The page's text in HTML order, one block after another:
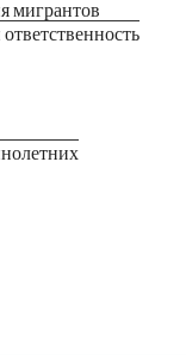
мигрантов